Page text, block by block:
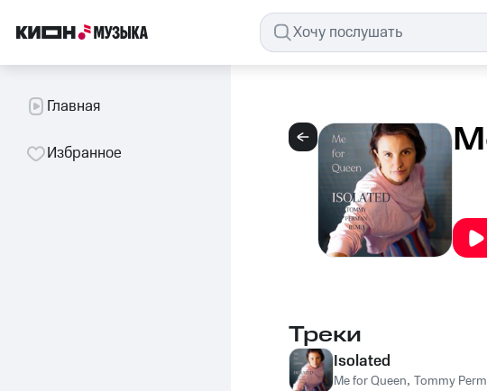
Главная
Избранное
Треки
Isolated
Me for Queen, Tommy